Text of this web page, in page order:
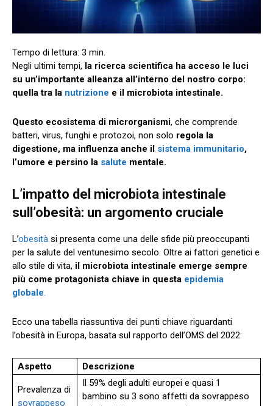
Negli ultimi tempi, la ricerca scientifica ha acceso le luci
su un’importante alleanza all’interno del nostro corpo:
quella tra la nutrizione e il microbiota intestinale.
Questo ecosistema di microrganismi, che comprende
batteri, virus, funghi e protozoi, non solo regola la
digestione, ma influenza anche il sistema immunitario,
l’umore e persino la salute mentale.
L’impatto del microbiota intestinale
sull’obesità: un argomento cruciale
L’obesità si presenta come una delle sfide più preoccupanti
per la salute del ventunesimo secolo. Oltre ai fattori genetici e
allo stile di vita, il microbiota intestinale emerge sempre
più come protagonista chiave in questa epidemia
globale.
Ecco una tabella riassuntiva dei punti chiave riguardanti
l’obesità in Europa, basata sul rapporto dell’OMS del 2022:
Aspetto Descrizione
Prevalenza di
sovrappeso
Il 59% degli adulti europei e quasi 1
bambino su 3 sono affetti da sovrappeso